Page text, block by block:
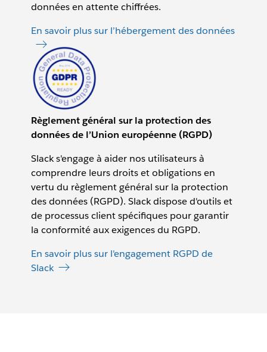
données en attente chiffrées.
En savoir plus sur l’hébergement des données
Règlement général sur la protection des
données de l’Union européenne (RGPD)
Slack s'engage à aider nos utilisateurs à
comprendre leurs droits et obligations en
vertu du règlement général sur la protection
des données (RGPD). Slack dispose d'outils et
de processus client spécifiques pour garantir
la conformité aux exigences du RGPD.
En savoir plus sur l'engagement RGPD de
Slack